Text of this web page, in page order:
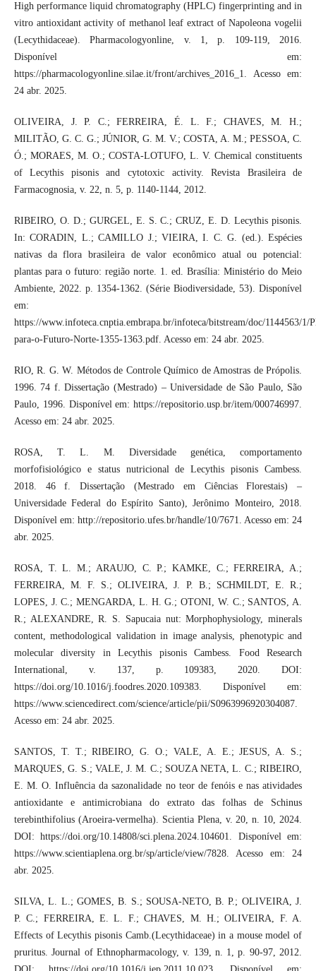
High performance liquid chromatography (HPLC) fingerprinting and in
vitro antioxidant activity of methanol leaf extract of Napoleona vogelii
(Lecythidaceae). Pharmacologyonline, v. 1, p. 109-119, 2016.
Disponível em:
https://pharmacologyonline.silae.it/front/archives_2016_1. Acesso em:
24 abr. 2025.
OLIVEIRA, J. P. C.; FERREIRA, É. L. F.; CHAVES, M. H.;
MILITÃO, G. C. G.; JÚNIOR, G. M. V.; COSTA, A. M.; PESSOA, C.
Ó.; MORAES, M. O.; COSTA-LOTUFO, L. V. Chemical constituents
of Lecythis pisonis and cytotoxic activity. Revista Brasileira de
Farmacognosia, v. 22, n. 5, p. 1140-1144, 2012.
RIBEIRO, O. D.; GURGEL, E. S. C.; CRUZ, E. D. Lecythis pisonis.
In: CORADIN, L.; CAMILLO J.; VIEIRA, I. C. G. (ed.). Espécies
nativas da flora brasileira de valor econômico atual ou potencial:
plantas para o futuro: região norte. 1. ed. Brasília: Ministério do Meio
Ambiente, 2022. p. 1354-1362. (Série Biodiversidade, 53). Disponível
em:
https://www.infoteca.cnptia.embrapa.br/infoteca/bitstream/doc/1144563/1/
para-o-Futuro-Norte-1355-1363.pdf. Acesso em: 24 abr. 2025.
RIO, R. G. W. Métodos de Controle Químico de Amostras de Própolis.
1996. 74 f. Dissertação (Mestrado) ‒ Universidade de São Paulo, São
Paulo, 1996. Disponível em: https://repositorio.usp.br/item/000746997.
Acesso em: 24 abr. 2025.
ROSA, T. L. M. Diversidade genética, comportamento
morfofisiológico e status nutricional de Lecythis pisonis Cambess.
2018. 46 f. Dissertação (Mestrado em Ciências Florestais) –
Universidade Federal do Espírito Santo), Jerônimo Monteiro, 2018.
Disponível em: http://repositorio.ufes.br/handle/10/7671. Acesso em: 24
abr. 2025.
ROSA, T. L. M.; ARAUJO, C. P.; KAMKE, C.; FERREIRA, A.;
FERREIRA, M. F. S.; OLIVEIRA, J. P. B.; SCHMILDT, E. R.;
LOPES, J. C.; MENGARDA, L. H. G.; OTONI, W. C.; SANTOS, A.
R.; ALEXANDRE, R. S. Sapucaia nut: Morphophysiology, minerals
content, methodological validation in image analysis, phenotypic and
molecular diversity in Lecythis pisonis Cambess. Food Research
International, v. 137, p. 109383, 2020. DOI:
https://doi.org/10.1016/j.foodres.2020.109383. Disponível em:
https://www.sciencedirect.com/science/article/pii/S0963996920304087.
Acesso em: 24 abr. 2025.
SANTOS, T. T.; RIBEIRO, G. O.; VALE, A. E.; JESUS, A. S.;
MARQUES, G. S.; VALE, J. M. C.; SOUZA NETA, L. C.; RIBEIRO,
E. M. O. Influência da sazonalidade no teor de fenóis e nas atividades
antioxidante e antimicrobiana do extrato das folhas de Schinus
terebinthifolius (Aroeira-vermelha). Scientia Plena, v. 20, n. 10, 2024.
DOI: https://doi.org/10.14808/sci.plena.2024.104601. Disponível em:
https://www.scientiaplena.org.br/sp/article/view/7828. Acesso em: 24
abr. 2025.
SILVA, L. L.; GOMES, B. S.; SOUSA-NETO, B. P.; OLIVEIRA, J.
P. C.; FERREIRA, E. L. F.; CHAVES, M. H.; OLIVEIRA, F. A.
Effects of Lecythis pisonis Camb.(Lecythidaceae) in a mouse model of
pruritus. Journal of Ethnopharmacology, v. 139, n. 1, p. 90-97, 2012.